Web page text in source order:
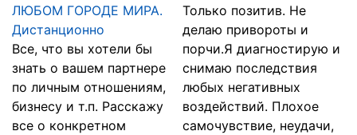
ЛЮБОМ ГОРОДЕ МИРА.
Дистанционно
Все, что вы хотели бы
знать о вашем партнере
по личным отношениям,
бизнесу и т.п. Расскажу
все о конкретном
Только позитив. Не
делаю привороты и
порчи.Я диагностирую и
снимаю последствия
любых негативных
воздействий. Плохое
самочувствие, неудачи,